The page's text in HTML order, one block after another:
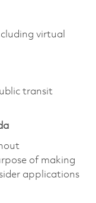
virtual
transit
of making
applications